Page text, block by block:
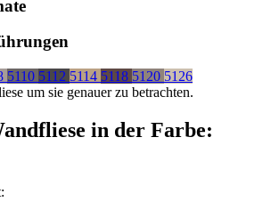
5110 5112 5114 5118 5120 5126
um sie genauer zu betrachten.
in der Farbe: